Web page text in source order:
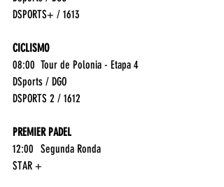
DSPORTS+ / 1613
CICLISMO
DSports / DGO
DSPORTS 2 / 1612
PREMIER PADEL
STAR +